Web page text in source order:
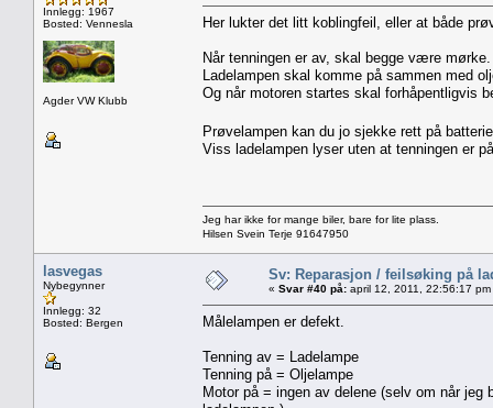
Innlegg: 1967
Bosted: Vennesla
Agder VW Klubb
Her lukter det litt koblingfeil, eller at både
Når tenningen er av, skal begge være mørke.
Ladelampen skal komme på sammen med
Og når motoren startes skal forhåpentligvis
Prøvelampen kan du jo sjekke rett på
Viss ladelampen lyser uten at tenningen er
Jeg har ikke for mange biler, bare for lite plass.
Hilsen Svein Terje 91647950
lasvegas
Nybegynner
Innlegg: 32
Bosted: Bergen
Sv: Reparasjon / feilsøking på
« Svar #40 på: april 12, 2011, 22:56:17 pm
Målelampen er defekt.
Tenning av = Ladelampe
Tenning på = Oljelampe
Motor på = ingen av delene (selv om når